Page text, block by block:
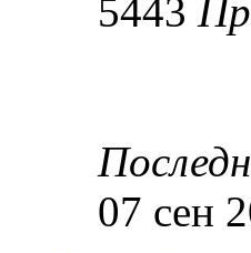
5443
07 сен